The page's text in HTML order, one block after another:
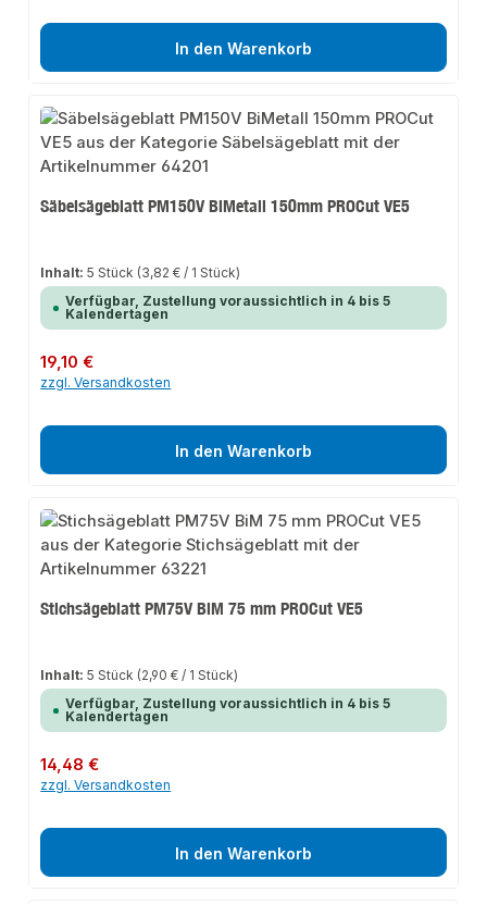
In den Warenkorb
Säbelsägeblatt PM150V BiMetall 150mm PROCut VE5
Inhalt:5 Stück (3,82 € / 1 Stück)
Verfügbar, Zustellung voraussichtlich in 4 bis 5
Kalendertagen
Regulärer Preis:
19,10 €
zzgl. Versandkosten
In den Warenkorb
Stichsägeblatt PM75V BiM 75 mm PROCut VE5
Inhalt:5 Stück (2,90 € / 1 Stück)
Verfügbar, Zustellung voraussichtlich in 4 bis 5
Kalendertagen
Regulärer Preis:
14,48 €
zzgl. Versandkosten
In den Warenkorb